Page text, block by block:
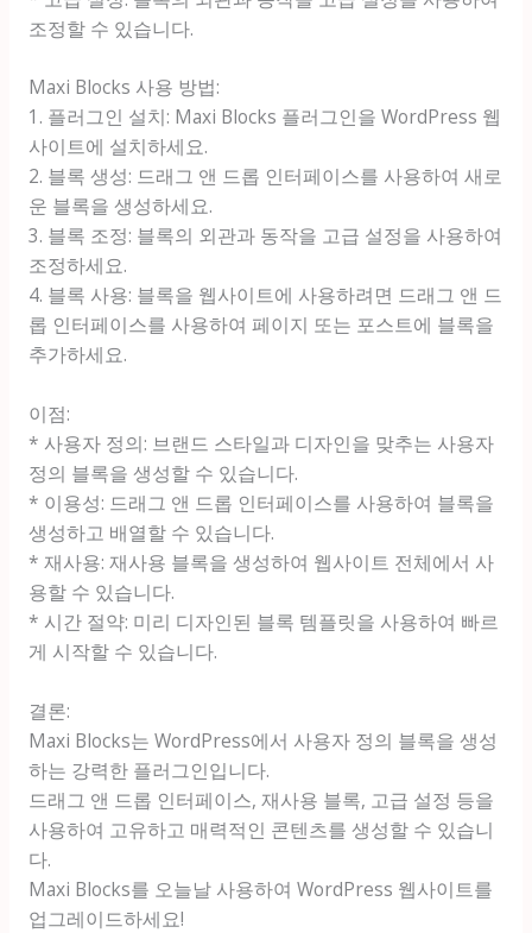
조정할 수 있습니다.
Maxi Blocks 사용 방법:
1. 플러그인 설치: Maxi Blocks 플러그인을 WordPress 웹
사이트에 설치하세요.
2. 블록 생성: 드래그 앤 드롭 인터페이스를 사용하여 새로
운 블록을 생성하세요.
3. 블록 조정: 블록의 외관과 동작을 고급 설정을 사용하여
조정하세요.
4. 블록 사용: 블록을 웹사이트에 사용하려면 드래그 앤 드
롭 인터페이스를 사용하여 페이지 또는 포스트에 블록을
추가하세요.
이점:
* 사용자 정의: 브랜드 스타일과 디자인을 맞추는 사용자
정의 블록을 생성할 수 있습니다.
* 이용성: 드래그 앤 드롭 인터페이스를 사용하여 블록을
생성하고 배열할 수 있습니다.
* 재사용: 재사용 블록을 생성하여 웹사이트 전체에서 사
용할 수 있습니다.
* 시간 절약: 미리 디자인된 블록 템플릿을 사용하여 빠르
게 시작할 수 있습니다.
결론:
Maxi Blocks는 WordPress에서 사용자 정의 블록을 생성
하는 강력한 플러그인입니다.
드래그 앤 드롭 인터페이스, 재사용 블록, 고급 설정 등을
사용하여 고유하고 매력적인 콘텐츠를 생성할 수 있습니
다.
Maxi Blocks를 오늘날 사용하여 WordPress 웹사이트를
업그레이드하세요!